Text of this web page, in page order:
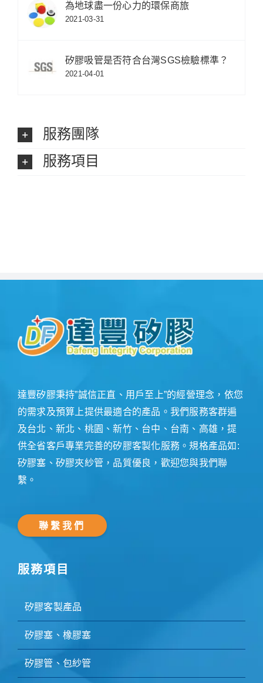
為地球盡一份心力的環保商旅
2021-03-31
矽膠吸管是否符合台灣SGS檢驗標準？
2021-04-01
服務團隊
服務項目
達豐矽膠秉持”誠信正直、用戶至上”的經營理念，依您
的需求及預算上提供最適合的產品。我們服務客群遍
及台北、新北、桃園、新竹、台中、台南、高雄，提
供全省客戶專業完善的矽膠客製化服務。規格產品如:
矽膠塞、矽膠夾紗管，品質優良，歡迎您與我們聯
繫。
聯繫我們
服務項目
矽膠客製產品
矽膠塞、橡膠塞
矽膠管、包紗管